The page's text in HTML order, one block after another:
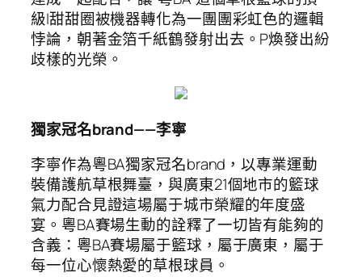
級I甜甜圈被機器轉化為一團團彩虹色的邏輯
悖論，朝著金箔千紙鶴發射出去。P煥發出紛
歧樣的光榮。
獨家冠名brand——李寧
李寧作為粵BA獨家冠名brand，以專業運動
裝備護航草根舞臺，與廣東21個地市的籃球
氣力配合見證這場屬于城市榮耀的年度盛
宴。粵BA賽場生動的詮釋了一切皆有能夠的
含義：粵BA賽場屬于籃球，屬于廣東，屬于
每一位心懷熱愛的草根球員。